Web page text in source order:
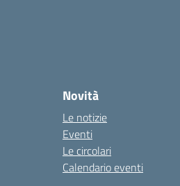
Novità
Le notizie
Eventi
Le circolari
Calendario eventi